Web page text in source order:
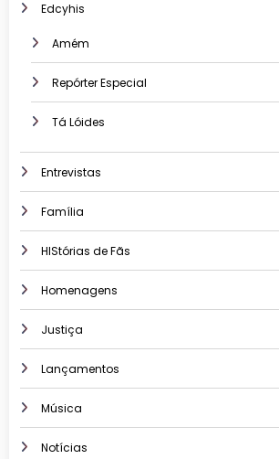
Edcyhis
Amém
Repórter Especial
Tá Lóides
Entrevistas
Família
HIStórias de Fãs
Homenagens
Justiça
Lançamentos
Música
Notícias